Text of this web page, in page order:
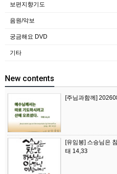
보편지향기도
음원/악보
궁금해요 DVD
기타
New contents
[주님과함께]
[유임봉] 스승님은
태 14,33